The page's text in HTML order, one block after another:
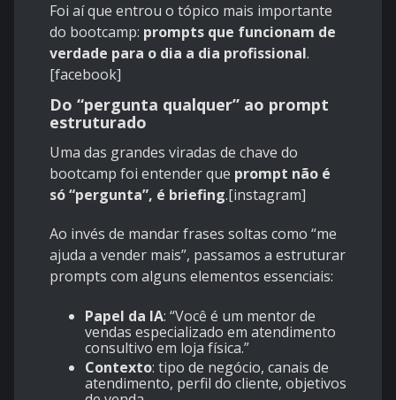
Foi aí que entrou o tópico mais importante
do bootcamp: prompts que funcionam de
verdade para o dia a dia profissional.
[facebook]
Do “pergunta qualquer” ao prompt
estruturado
Uma das grandes viradas de chave do
bootcamp foi entender que prompt não é
só “pergunta”, é briefing.[instagram]
Ao invés de mandar frases soltas como “me
ajuda a vender mais”, passamos a estruturar
prompts com alguns elementos essenciais:
Papel da IA: “Você é um mentor de
vendas especializado em atendimento
consultivo em loja física.”
Contexto: tipo de negócio, canais de
atendimento, perfil do cliente, objetivos